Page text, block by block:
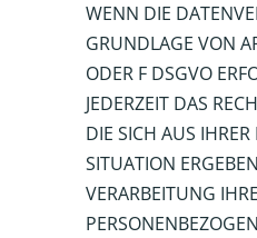
WENN DIE
GRUNDLAGE VON
ODER F DSGVO
JEDERZEIT DAS
DIE SICH AUS
SITUATION
VERARBEITUNG